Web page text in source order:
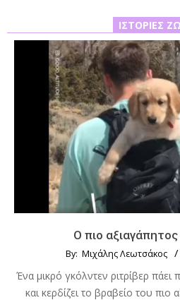
ΙΣΤΟΡΊΕΣ
Ο πιο
By: Μιχάλης Λεωτσάκος
Ένα μικρό γκόλντεν ριτρίβερ
και κερδίζει το βραβείο του